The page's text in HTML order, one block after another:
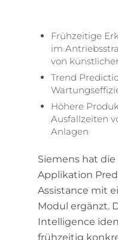
Frühzeitige
im
von
Trend
Höhere
Ausfallzeiten
Anlagen
Siemens hat
Applikation
Assistance mit
Modul ergänzt.
Intelligence
frühzeitig